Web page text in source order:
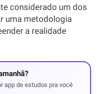
considerado um dos
uma metodologia
a realidade
app de estudos pra você